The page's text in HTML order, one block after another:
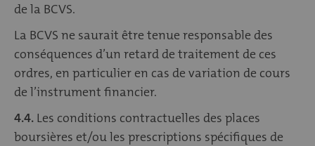
de la BCVS.
La BCVS ne saurait être tenue responsable des
conséquences d’un retard de traitement de ces
ordres, en particulier en cas de variation de cours
de l’instrument financier.
4.4. Les conditions contractuelles des places
boursières et/ou les prescriptions spécifiques de